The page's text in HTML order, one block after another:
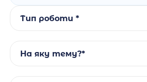
Тип роботи *
На яку тему?*